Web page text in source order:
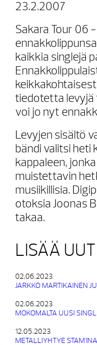
23.2.2007
Sakara Tour 06
kaikkia singlejä
tiedotetta levyjä
voi jo nyt
Levyjen sisältö
bändi valitsi heti
kappaleen,
muistettavin
musiikillisia.
otoksia Joonas
takaa.
LISÄÄ
02.06.2023
JARKKO MARTIKAINEN
02.06.2023
MOKOMALTA UUSI
12.05.2023
METALLIYHTYE